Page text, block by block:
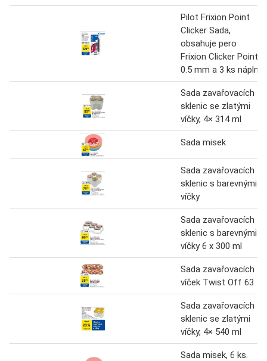
Pilot Frixion Point
Clicker Sada,
obsahuje pero
Frixion Clicker Point
0.5 mm a 3 ks náplní
Sada zavařovacích
sklenic se zlatými
víčky, 4× 314 ml
Sada misek
Sada zavařovacích
sklenic s barevnými
víčky
Sada zavařovacích
sklenic s barevnými
víčky 6 x 300 ml
Sada zavařovacích
víček Twist Off 63
Sada zavařovacích
sklenic se zlatými
víčky, 4× 540 ml
Sada misek, 6 ks.